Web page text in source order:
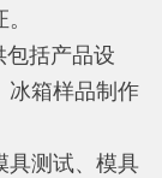
括产品设
冰箱样品制作
具测试、模具